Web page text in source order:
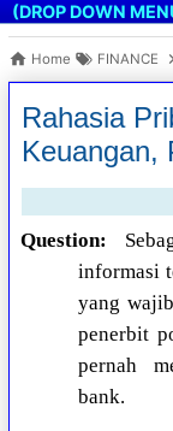
(DROP DOWN
Home FINANCE
Rahasia
Keuangan,
Question:
informasi
yang
penerbit
pernah
bank.